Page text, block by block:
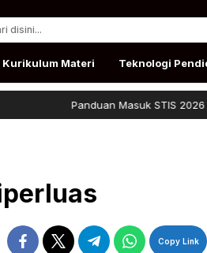
Kurikulum Materi Teknologi
Panduan Masuk STIS 2026
Copy Link